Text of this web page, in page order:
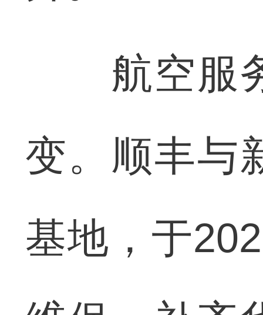
航空服务
变。顺丰与
基地，于